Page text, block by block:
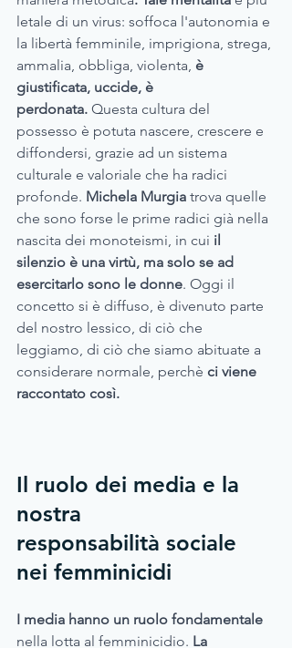
letale di un virus: soffoca l'autonomia e
la libertà femminile, imprigiona, strega,
ammalia, obbliga, violenta, è
giustificata, uccide, è
perdonata. Questa cultura del
possesso è potuta nascere, crescere e
diffondersi, grazie ad un sistema
culturale e valoriale che ha radici
profonde. Michela Murgia trova quelle
che sono forse le prime radici già nella
nascita dei monoteismi, in cui il
silenzio è una virtù, ma solo se ad
esercitarlo sono le donne. Oggi il
concetto si è diffuso, è divenuto parte
del nostro lessico, di ciò che
leggiamo, di ciò che siamo abituate a
considerare normale, perchè ci viene
raccontato così.
Il ruolo dei media e la
nostra
responsabilità sociale
nei femminicidi
I media hanno un ruolo fondamentale
nella lotta al femminicidio. La